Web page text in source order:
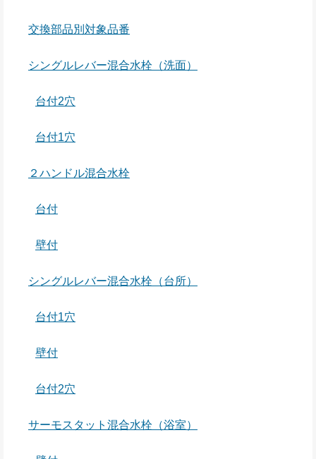
交換部品別対象品番
シングルレバー混合水栓（洗面）
台付2穴
台付1穴
２ハンドル混合水栓
台付
壁付
シングルレバー混合水栓（台所）
台付1穴
壁付
台付2穴
サーモスタット混合水栓（浴室）